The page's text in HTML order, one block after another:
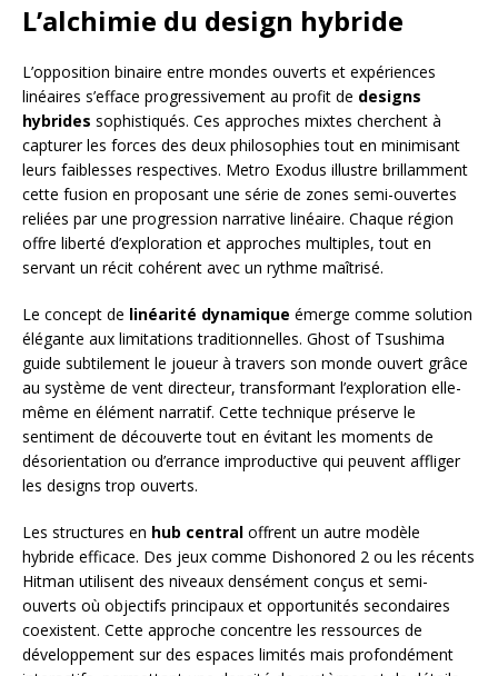
L’alchimie du design hybride
L’opposition binaire entre mondes ouverts et expériences
linéaires s’efface progressivement au profit de designs
hybrides sophistiqués. Ces approches mixtes cherchent à
capturer les forces des deux philosophies tout en minimisant
leurs faiblesses respectives. Metro Exodus illustre brillamment
cette fusion en proposant une série de zones semi-ouvertes
reliées par une progression narrative linéaire. Chaque région
offre liberté d’exploration et approches multiples, tout en
servant un récit cohérent avec un rythme maîtrisé.
Le concept de linéarité dynamique émerge comme solution
élégante aux limitations traditionnelles. Ghost of Tsushima
guide subtilement le joueur à travers son monde ouvert grâce
au système de vent directeur, transformant l’exploration elle-
même en élément narratif. Cette technique préserve le
sentiment de découverte tout en évitant les moments de
désorientation ou d’errance improductive qui peuvent affliger
les designs trop ouverts.
Les structures en hub central offrent un autre modèle
hybride efficace. Des jeux comme Dishonored 2 ou les récents
Hitman utilisent des niveaux densément conçus et semi-
ouverts où objectifs principaux et opportunités secondaires
coexistent. Cette approche concentre les ressources de
développement sur des espaces limités mais profondément